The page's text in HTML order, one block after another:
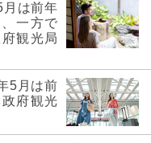
月は前年
一方で
観光局
5月は前
府観光